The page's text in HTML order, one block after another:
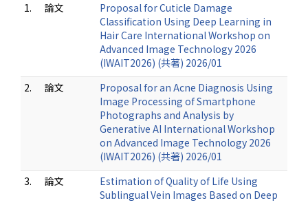
1.
論文
Proposal for Cuticle Damage
Classification Using Deep Learning in
Hair Care International Workshop on
Advanced Image Technology 2026
(IWAIT2026) (共著) 2026/01
2.
論文
Proposal for an Acne Diagnosis Using
Image Processing of Smartphone
Photographs and Analysis by
Generative AI International Workshop
on Advanced Image Technology 2026
(IWAIT2026) (共著) 2026/01
3.
論文
Estimation of Quality of Life Using
Sublingual Vein Images Based on Deep